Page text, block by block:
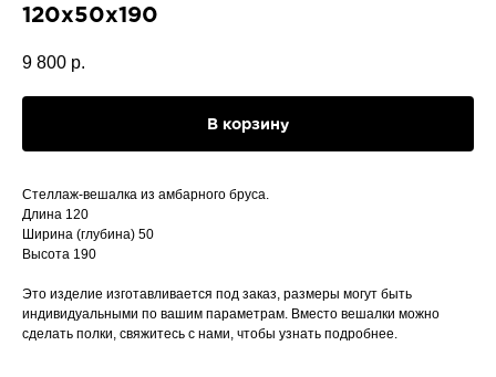
120х50х190
9 800 р.
В корзину
Стеллаж-вешалка из амбарного бруса.
Длина 120
Ширина (глубина) 50
Высота 190
Это изделие изготавливается под заказ, размеры могут быть
индивидуальными по вашим параметрам. Вместо вешалки можно
сделать полки, свяжитесь с нами, чтобы узнать подробнее.